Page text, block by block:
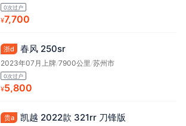
0次过户
¥7,700
浙d 春风 250sr
2023年07月上牌/7900公里 /苏州市
0次过户
¥5,800
贵a 凯越 2022款 321rr 刀锋版